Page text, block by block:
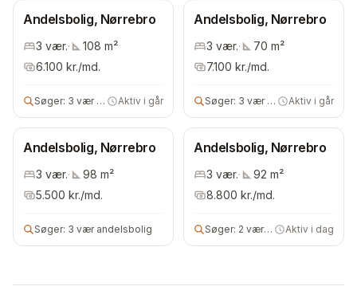
Andelsbolig, Nørrebro
3 vær.· 108 m²
6.100 kr./md.
Søger: 3 vær bolig Aktiv i går
Andelsbolig, Nørrebro
3 vær.· 70 m²
7.100 kr./md.
Søger: 3 vær andels- eller ejerbolig Aktiv i går
Andelsbolig, Nørrebro
3 vær.· 98 m²
5.500 kr./md.
Søger: 3 vær andelsbolig
Andelsbolig, Nørrebro
3 vær.· 92 m²
8.800 kr./md.
Søger: 2 vær bolig Aktiv i dag